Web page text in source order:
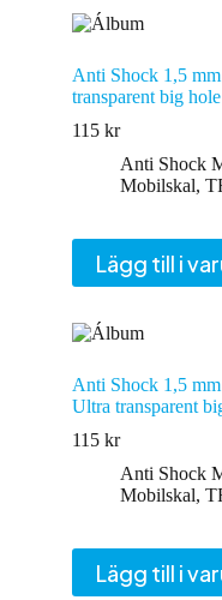
Anti Shock 1,5
transparent big hole
115 kr
Anti Shock
Mobilskal,
Lägg till i
Anti Shock 1,5
Ultra transparent
115 kr
Anti Shock
Mobilskal,
Lägg till i